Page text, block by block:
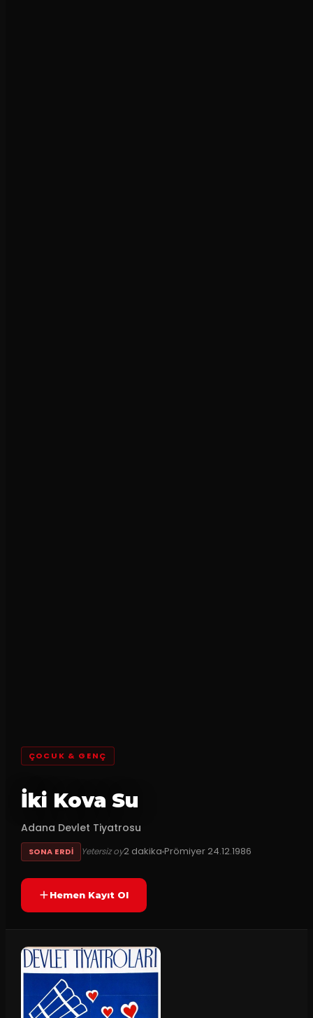
ÇOCUK & GENÇ
İki Kova Su
Adana Devlet Tiyatrosu
SONA ERDI Yetersiz oy2 dakikaPrömiyer 24.12.1986
Hemen Kayıt Ol